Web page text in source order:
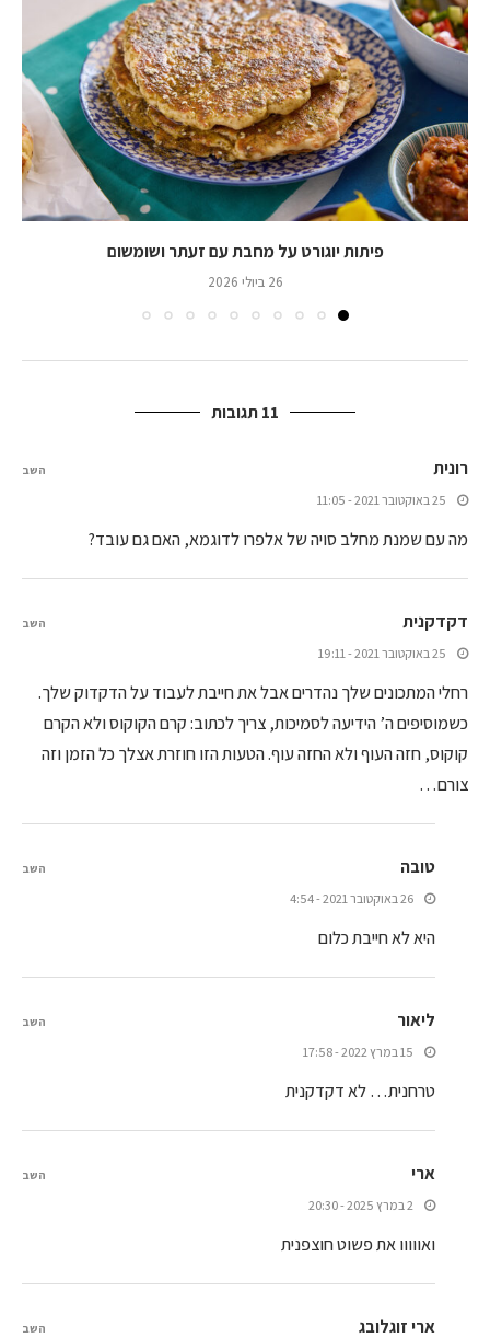
פיתות יוגורט על מחבת עם זעתר ושומשום
26 ביולי 2026
11 תגובות
רונית
25 באוקטובר 2021 - 11:05
מה עם שמנת מחלב סויה של אלפרו לדוגמא, האם גם עובד?
השב
דקדקנית
25 באוקטובר 2021 - 19:11
רחלי המתכונים שלך נהדרים אבל את חייבת לעבוד על הדקדוק שלך.
כשמוסיפים ה’ הידיעה לסמיכות, צריך לכתוב: קרם הקוקוס ולא הקרם
קוקוס, חזה העוף ולא החזה עוף. הטעות הזו חוזרת אצלך כל הזמן וזה
צורם…
השב
טובה
26 באוקטובר 2021 - 4:54
היא לא חייבת כלום
השב
ליאור
15 במרץ 2022 - 17:58
טרחנית… לא דקדקנית
השב
ארי
2 במרץ 2025 - 20:30
ואווווו את פשוט חוצפנית
השב
ארי זוגלובג השב